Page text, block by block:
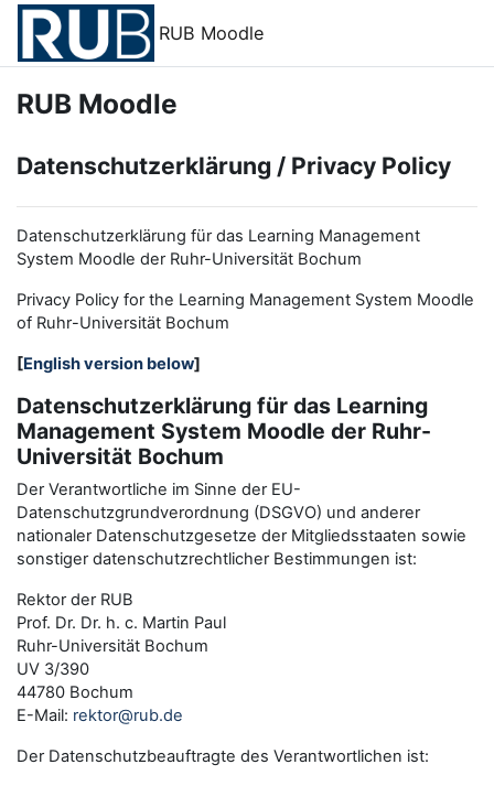
Zum Hauptinhalt
RUB Moodle
RUB Moodle
Datenschutzerklärung / Privacy Policy
Datenschutzerklärung für das Learning Management
System Moodle der Ruhr-Universität Bochum
Privacy Policy for the Learning Management System Moodle
of Ruhr-Universität Bochum
[English version below]
Datenschutzerklärung für das Learning
Management System Moodle der Ruhr-
Universität Bochum
Der Verantwortliche im Sinne der EU-
Datenschutzgrundverordnung (DSGVO) und anderer
nationaler Datenschutzgesetze der Mitgliedsstaaten sowie
sonstiger datenschutzrechtlicher Bestimmungen ist:
Rektor der RUB
Prof. Dr. Dr. h. c. Martin Paul
Ruhr-Universität Bochum
UV 3/390
44780 Bochum
E-Mail: rektor@rub.de
Der Datenschutzbeauftragte des Verantwortlichen ist: